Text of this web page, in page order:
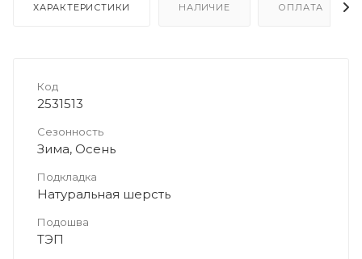
ХАРАКТЕРИСТИКИ НАЛИЧИЕ ОПЛАТА
Код
2531513
Сезонность
Зима, Осень
Подкладка
Натуральная шерсть
Подошва
ТЭП